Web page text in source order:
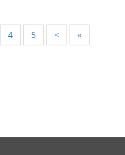
4 5 > »